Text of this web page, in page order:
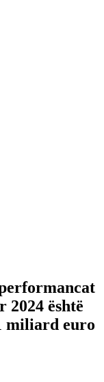
2024 është
miliard euro